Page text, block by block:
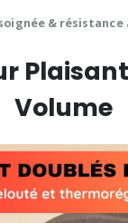
& résistance
Volume